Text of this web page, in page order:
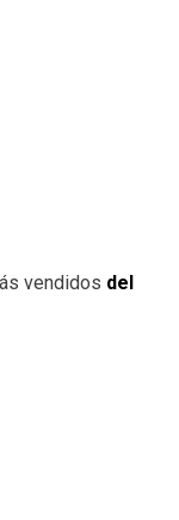
vendidos del